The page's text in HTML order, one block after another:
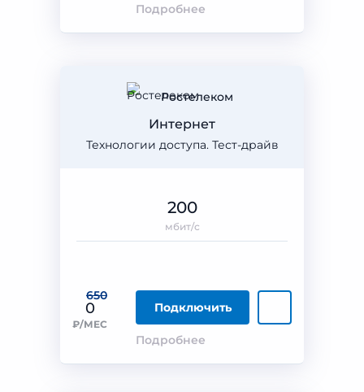
Подробнее
Ростелеком
Технологии доступа. Тест-драйв
Интернет
650
0
₽/МЕС
Подключить
Подробнее
200
мбит/с